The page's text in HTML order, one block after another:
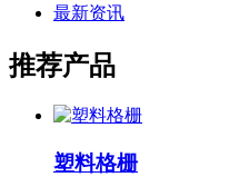
最新资讯
推荐产品
塑料格栅